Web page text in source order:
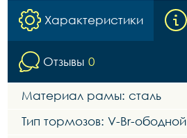
Характеристики
Отзывы 0
Материал рамы: сталь
Тип тормозов: V-Br-ободной